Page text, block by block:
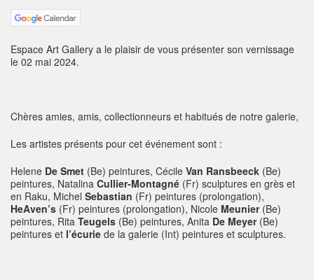
Espace Art Gallery a le plaisir de vous présenter son vernissage
le 02 mai 2024.
Chères amies, amis, collectionneurs et habitués de notre galerie,
Les artistes présents pour cet événement sont :
Helene De Smet (Be) peintures, Cécile Van Ransbeeck (Be)
peintures, Natalina Cullier-Montagné (Fr) sculptures en grès et
en Raku, Michel Sebastian (Fr) peintures (prolongation),
HeAven’s (Fr) peintures (prolongation), Nicole Meunier(Be)
peintures, Rita Teugels (Be) peintures, Anita De Meyer(Be)
peintures et l’écurie de la galerie (Int) peintures et sculptures.